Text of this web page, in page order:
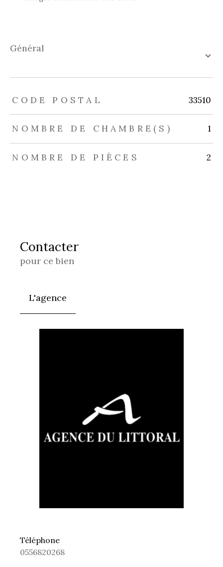
général
TRAD_ZEPHYR_Caracteristique TRAD_ZEPHYR_Valeurs
CODE POSTAL 33510
NOMBRE DE CHAMBRE(S) 1
NOMBRE DE PIÈCES 2
Contacter
pour ce bien
L'agence
Téléphone
0556820268